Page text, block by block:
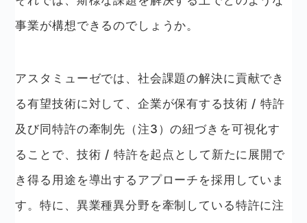
事業が構想できるのでしょうか。
アスタミューゼでは、社会課題の解決に貢献でき
る有望技術に対して、企業が保有する技術 / 特許
及び同特許の牽制先 （注3）の紐づきを可視化す
ることで、技術 / 特許を起点として新たに展開で
き得る用途を導出するアプローチを採用していま
す。特に、異業種異分野を牽制している特許に注